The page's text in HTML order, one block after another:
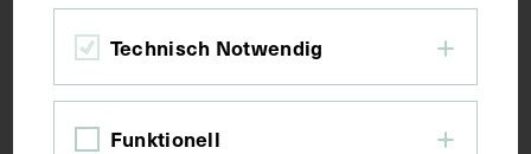
Bildmaß 24,3 x 15,7 cm
Kurzbeschreibung
Technisch Notwendig
Funktionell